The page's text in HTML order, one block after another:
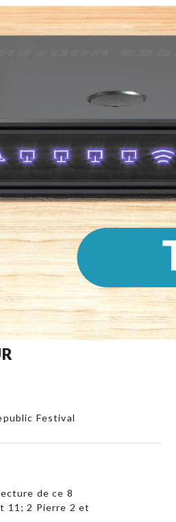
Festival
de ce 8
11; 2 Pierre 2 et